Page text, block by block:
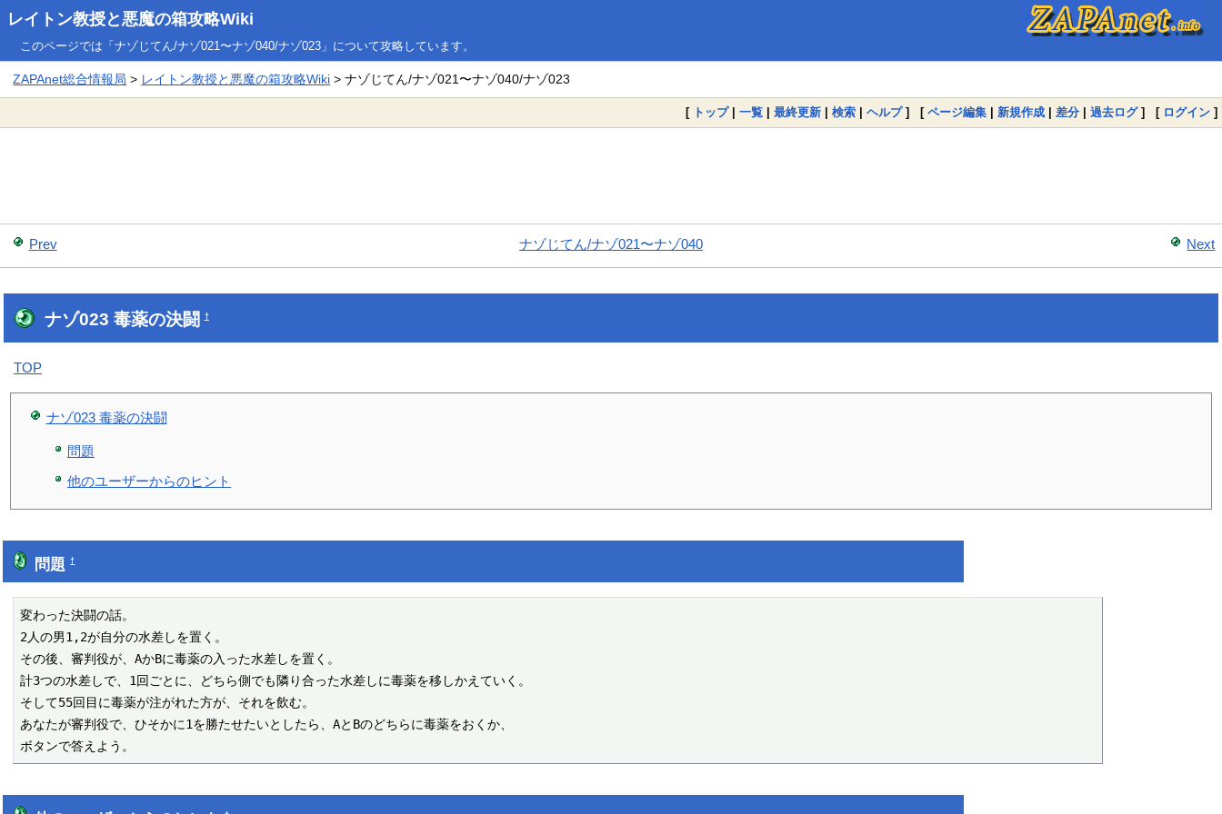
レイトン教授と悪魔の箱攻略Wiki
このページでは「ナゾじてん/ナゾ021〜ナゾ040/ナゾ023」について攻略しています。
ZAPAnet総合情報局 > レイトン教授と悪魔の箱攻略Wiki > ナゾじてん/ナゾ021〜ナゾ040/ナゾ023
[ トップ| 一覧 | 最終更新 | 検索 | ヘルプ] [ ページ編集 | 新規作成 | 差分 | 過去ログ] [ ログイン ]
Prev Next
ナゾじてん/ナゾ021〜ナゾ040
ナゾ023 毒薬の決闘†
TOP
ナゾ023 毒薬の決闘
問題
他のユーザーからのヒント
問題†
変わった決闘の話。
2人の男1,2が自分の水差しを置く。
その後、審判役が、AかBに毒薬の入った水差しを置く。
計3つの水差しで、1回ごとに、どちら側でも隣り合った水差しに毒薬を移しかえていく。
そして55回目に毒薬が注がれた方が、それを飲む。
あなたが審判役で、ひそかに1を勝たせたいとしたら、AとBのどちらに毒薬をおくか、
ボタンで答えよう。